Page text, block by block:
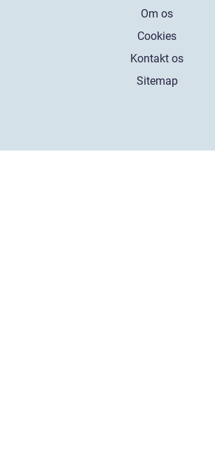
Om os
Cookies
Kontakt os
Sitemap